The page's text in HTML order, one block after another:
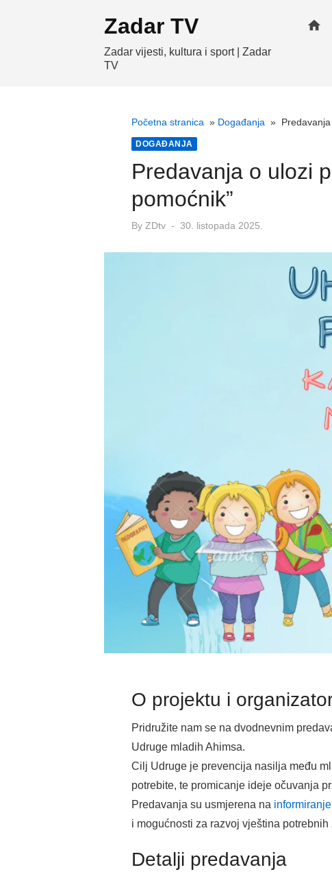
Zadar TV
Zadar vijesti, kultura i sport | Zadar
TV
home
Početna stranica » Događanja »
DOGAĐANJA
Predavanja o ulozi
pomoćnik”
By ZDtv
Posted
30. listopada 2025.
O projektu i
Pridružite nam se na dvodnevnim
Udruge mladih Ahimsa.
Cilj Udruge je prevencija nasilja među
potrebite, te promicanje ideje očuvanja
Predavanja su usmjerena na
i mogućnosti za razvoj vještina
Detalji predavanja